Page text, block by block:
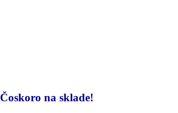
Čoskoro na sklade!